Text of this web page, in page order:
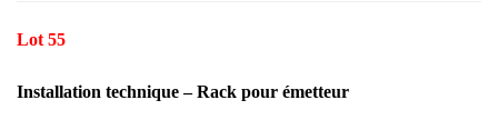
Lot 55
Installation technique – Rack pour émetteur